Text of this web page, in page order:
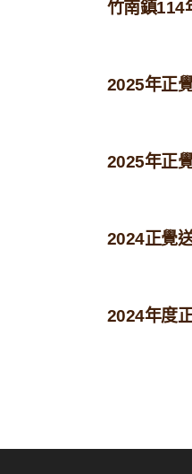
竹南鎮114
2025年正
2025年正
2024正覺
2024年度